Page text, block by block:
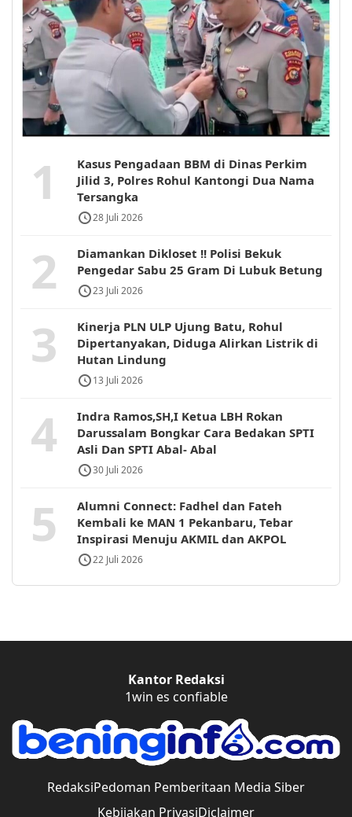
1
Kasus Pengadaan BBM di Dinas Perkim
Jilid 3, Polres Rohul Kantongi Dua Nama
Tersangka
28 Juli 2026
2
Diamankan Dikloset !! Polisi Bekuk
Pengedar Sabu 25 Gram Di Lubuk Betung
23 Juli 2026
3
Kinerja PLN ULP Ujung Batu, Rohul
Dipertanyakan, Diduga Alirkan Listrik di
Hutan Lindung
13 Juli 2026
4
Indra Ramos,SH,I Ketua LBH Rokan
Darussalam Bongkar Cara Bedakan SPTI
Asli Dan SPTI Abal- Abal
30 Juli 2026
5
Alumni Connect: Fadhel dan Fateh
Kembali ke MAN 1 Pekanbaru, Tebar
Inspirasi Menuju AKMIL dan AKPOL
22 Juli 2026
Kantor Redaksi
1win es confiable
RedaksiPedoman Pemberitaan Media Siber
Kebijakan PrivasiDiclaimer